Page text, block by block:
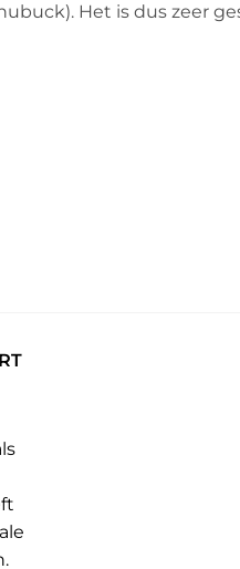
Het is dus zeer